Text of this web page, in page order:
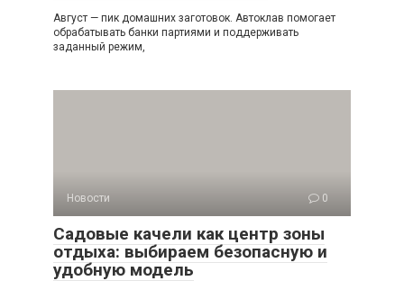
Август — пик домашних заготовок. Автоклав помогает
обрабатывать банки партиями и поддерживать
заданный режим,
Новости 0
Садовые качели как центр зоны
отдыха: выбираем безопасную и
удобную модель